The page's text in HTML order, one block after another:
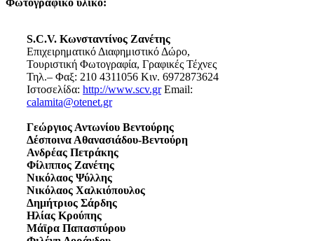
S.C.V. Κωνσταντίνος Ζανέτης
Επιχειρηματικό Διαφημιστικό Δώρο,
Τουριστική Φωτογραφία, Γραφικές Τέχνες
Τηλ.– Φαξ: 210 4311056 Κιν. 6972873624
Ιστοσελίδα: http://www.scv.grEmail:
calamita@otenet.gr
Γεώργιος Αντωνίου Βεντούρης
Δέσποινα Αθανασιάδου-Βεντούρη
Ανδρέας Πετράκης
Φίλιππος Ζανέτης
Νικόλαος Ψύλλης
Νικόλαος Χαλκιόπουλος
Δημήτριος Σάρδης
Ηλίας Κρούπης
Μάϊρα Παπασπύρου